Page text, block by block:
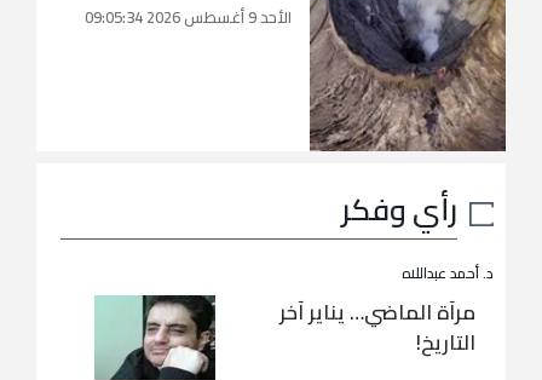
الأحد 9 أغسطس 2026 09:05:34
رأي وفكر
د. أحمد عبداللاه
مرآة الماضي… يناير آخر
التاريخ!